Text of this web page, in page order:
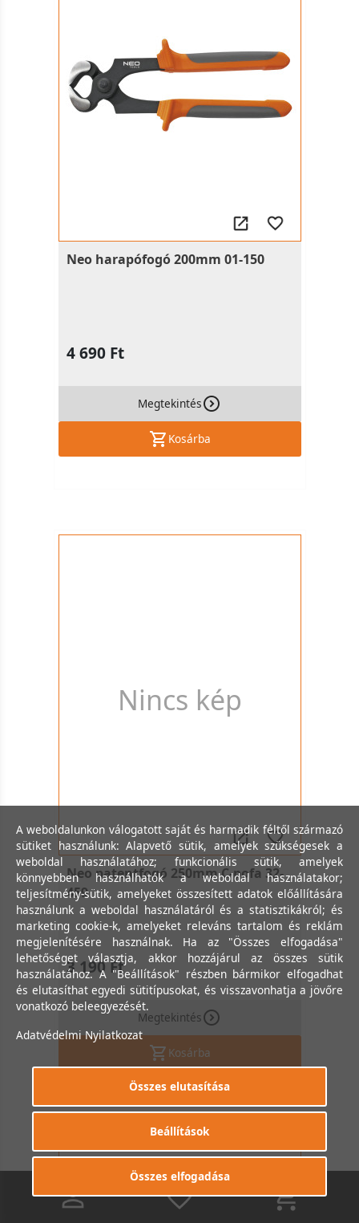
Neo harapófogó 200mm 01-150
4 690 Ft
Megtekintés
Kosárba
Nincs kép
Neo patentfogó 250mm C-pofa 32-
459
3 190 Ft
Megtekintés
Kosárba
0
A weboldalunkon válogatott saját és harmadik féltől származó
sütiket használunk: Alapvető sütik, amelyek szükségesek a
weboldal használatához; funkcionális sütik, amelyek
könnyebben használhatók a weboldal használatakor;
teljesítmény-sütik, amelyeket összesített adatok előállítására
használunk a weboldal használatáról és a statisztikákról; és
marketing cookie-k, amelyeket releváns tartalom és reklám
megjelenítésére használnak. Ha az "Összes elfogadása"
lehetőséget választja, akkor hozzájárul az összes sütik
használatához. A "Beállítások" részben bármikor elfogadhat
és elutasíthat egyedi sütitípusokat, és visszavonhatja a jövőre
vonatkozó beleegyezését.
Adatvédelmi Nyilatkozat
Összes elutasítása
Beállítások
Összes elfogadása